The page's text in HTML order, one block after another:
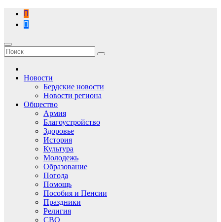
Перейти
содержимому
Новости
Бердские новости
Новости региона
Общество
Армия
Благоустройство
Здоровье
История
Культура
Молодежь
Образование
Погода
Помощь
Пособия и Пенсии
Праздники
Религия
СВО